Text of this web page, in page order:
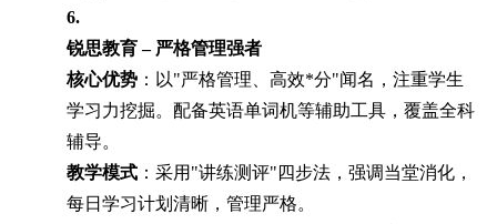
6.
锐思教育 – 严格管理强者
核心优势 ：以"严格管理、高效*分"闻名，注重学生
学习力挖掘。配备英语单词机等辅助工具，覆盖全科
辅导。
教学模式 ：采用"讲练测评"四步法，强调当堂消化，
每日学习计划清晰，管理严格。